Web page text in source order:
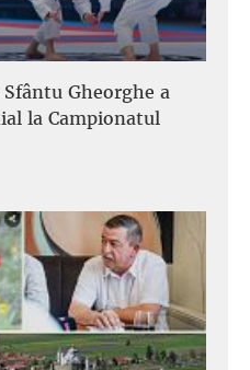
Gheorghe a
la Campionatul